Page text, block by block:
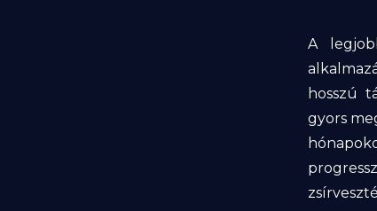
A
hosszú
gyors